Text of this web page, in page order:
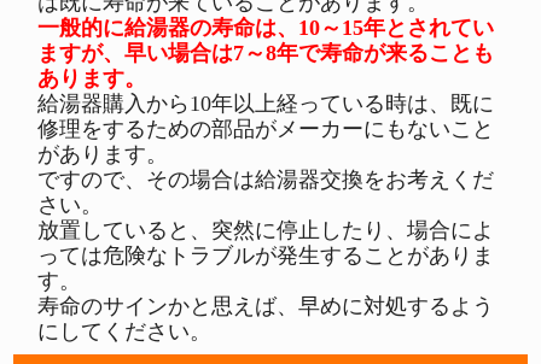
一般的に給湯器の寿命は、10～15年とされてい
ますが、早い場合は7～8年で寿命が来ることも
あります。
給湯器購入から10年以上経っている時は、既に
修理をするための部品がメーカーにもないこと
があります。
ですので、その場合は給湯器交換をお考えくだ
さい。
放置していると、突然に停止したり、場合によ
っては危険なトラブルが発生することがありま
す。
寿命のサインかと思えば、早めに対処するよう
にしてください。